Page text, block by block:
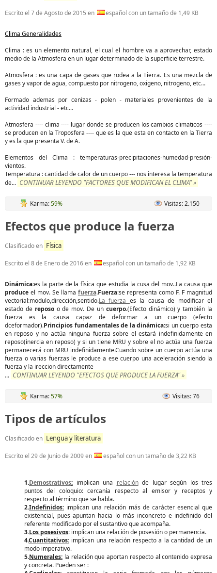
Escrito el 7 de Agosto de 2015 en español con un tamaño de 1,49 KB
Clima Generalidades
Clima : es un elemento natural, el cual el hombre va a aprovechar, estado
medio de la Atmosfera en un lugar determinado de la superficie terrestre.
Atmosfera : es una capa de gases que rodea a la Tierra. Es una mezcla de
gases y vapor de agua, compuesto por nitrogeno, oxigeno, nitrogeno, etc...
Formado ademas por cenizas - polen - materiales provenientes de la
actividad industrial - etc...
Atmosfera ---- clima ---- lugar donde se producen los cambios climaticos ----
se producen en la Troposfera ---- que es la que esta en contacto en la Tierra
y es la que presenta V. de A.
Elementos del Clima : temperaturas-precipitaciones-humedad-presión-
vientos.
Temperatura : cantidad de calor de un cuerpo --- nos interesa la temperatura
de... CONTINUAR LEYENDO "FACTORES QUE MODIFICAN EL CLIMA" »
Karma:59% Visitas: 2.150
Efectos que produce la fuerza
Clasificado en Física
Escrito el 8 de Enero de 2016en español con un tamaño de 1,92 KB
Dinámica:es la parte de la física que estudia la cusa del mov..La causa que
produce el mov. Se llama fuerza.Fuerza:se representa como F. F magnitud
vectorial:modulo,dirección,sentido.La fuerza es la causa de modificar el
estado de reposoo de mov. De un cuerpo.(Efecto dinámico) y también la
fuerza es la causa capaz de deformar a un cuerpo (efecto
dceformador).Principios fundamentales de la dinámica:si un cuerpo esta
en reposo y no actúa ninguna fuerza sobre el estará indefinidamente en
reposo(inercia en reposo) y si un tiene MRU y sobre el no actúa una fuerza
permanecerá con MRU indefinidamente.Cuando sobre un cuerpo actúa una
fuerza o varias fuerzas le produce a ese cuerpo una aceleración siendo la
fuerza y la ireccion directamente
... CONTINUAR LEYENDO "EFECTOS QUE PRODUCE LA FUERZA" »
Karma:57% Visitas: 76
Tipos de artículos
Clasificado en Lengua y literatura
Escrito el 29 de Junio de 2009en español con un tamaño de 3,22 KB
1.Demostrativos: implican una relaciónde lugar según los tres
puntos del coloquio: cercanía respecto al emisor y receptos y
respecto al término que se habla.
2.Indefinidos: implican una relación más de carácter esencial que
existencial, pues apuntan hacia lo más inconcreto e indefinido del
referente modificado por el sustantivo que acompaña.
3.Los posesivos: implican una relación de posesión o permanencia.
4.Cuantitativos: implican una relación respecto a la cantidad de un
modo imperativo.
5.Numerales: la relación que aportan respecto al contenido expresa
y concreta. Pueden ser :